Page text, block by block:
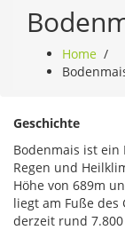
Home /
Geschichte
Bodenmais ist
Regen und
Höhe von 689m
liegt am Fuße
derzeit rund